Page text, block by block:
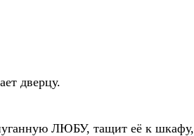
дверцу.
ЛЮБУ, тащит её к шкафу,